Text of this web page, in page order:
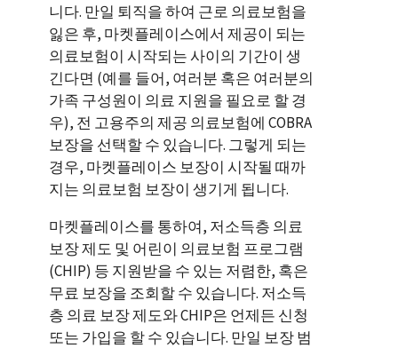
니다. 만일 퇴직을 하여 근로 의료보험을
잃은 후, 마켓플레이스에서 제공이 되는
의료보험이 시작되는 사이의 기간이 생
긴다면 (예를 들어, 여러분 혹은 여러분의
가족 구성원이 의료 지원을 필요로 할 경
우), 전 고용주의 제공 의료보험에 COBRA
보장을 선택할 수 있습니다. 그렇게 되는
경우, 마켓플레이스 보장이 시작될 때까
지는 의료보험 보장이 생기게 됩니다.
마켓플레이스를 통하여, 저소득층 의료
보장 제도 및 어린이 의료보험 프로그램
(CHIP) 등 지원받을 수 있는 저렴한, 혹은
무료 보장을 조회할 수 있습니다. 저소득
층 의료 보장 제도와 CHIP은 언제든 신청
또는 가입을 할 수 있습니다. 만일 보장 범